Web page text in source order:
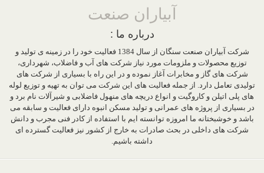
آبیاران صنعت
درباره ما :
شرکت آبیاران صنعت سنگان از سال 1384 فعالیت خود را در زمینه ی تولید و
توزیع محصولات و ملزومات مورد نیاز شرکت های آب و فاضلاب، شهرداری،
شرکت های گاز و مخابرات آغاز نموده و در این راه با بسیاری از شرکت های
تولیدی تعامل دارد. از جمله فعالیت های این شرکت می توان به تهیه و توزیع لوله
های پلی اتیلن و کاروگیت و انواع دریچه های منهول فاضلابی و شیرآلات نام برد و
در بسیاری از پروژه های عمرانی و تولید مسکن انبوه دارای فعالیت و سابقه می
باشد و خوشبختانه ما امروزه توانسته ایم با استفاده از کادر فنی مجرب و دانش
شرکت های داخلی در بحث صادرات به خارج از کشور نیز فعالیت گسترده ای
داشته باشیم.